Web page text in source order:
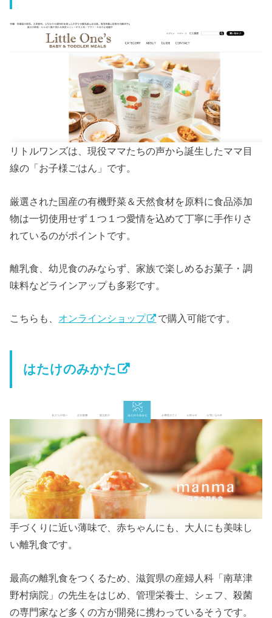
リトルワンズは、現役ママたちの声から誕生したママ目
線の「お子様ごはん」です。
厳選された国産の有機野菜＆天然食材を原料に食品添加
物は一切使用せず１つ１つ愛情を込めて丁寧に手作りさ
れているのがポイントです。
離乳食、幼児食のみならず、家族で楽しめるお菓子・調
味料などラインアップも多彩です。
こちらも、 オンラインショップ で購入可能です。
はたけのみかた
手づくりに近い薄味で、赤ちゃんにも、大人にも美味し
い離乳食です。
最高の離乳食をつくるため、滋賀県の産婦人科「南草津
野村病院」の先生をはじめ、管理栄養士、シェフ、殺菌
の専門家など多くの方が開発に携わっているそうです。